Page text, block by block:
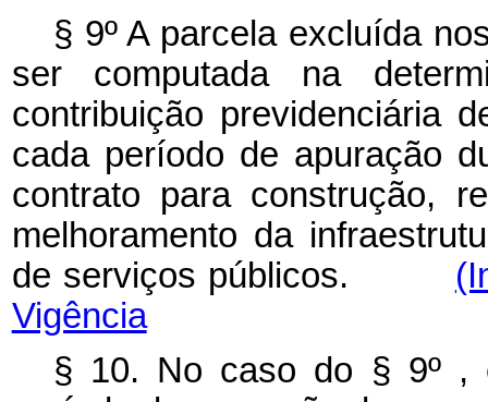
§ 9º A parcela excluída
ser computada na
contribuição previdenciária
cada período de apuração
contrato para construção,
melhoramento da
de serviços públicos.
Vigência
§ 10. No caso do § 9º ,